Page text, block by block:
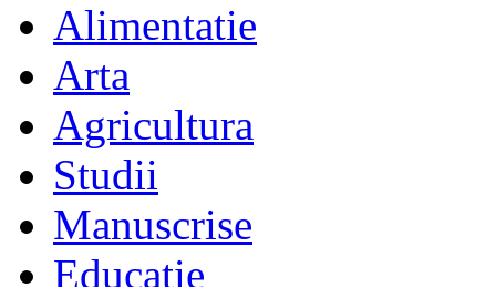
Alimentatie
Arta
Agricultura
Studii
Manuscrise
Educatie